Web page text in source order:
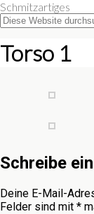
Schmitzartiges
Torso 1
Schreibe
Deine E-Mail-
Felder sind mit *